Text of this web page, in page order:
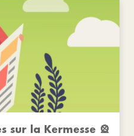
sur la Kermesse 🎡